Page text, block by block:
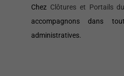
Chez Clôtures et Portails
accompagnons dans
administratives.